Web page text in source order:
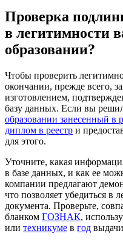
Проверка
в легитимности
образовании?
Чтобы проверить
окончании, прежде всего,
изготовлением,
базу данных. Если вы
образовании занесенный в
диплом в реестр и
для этого.
Уточните, какая
в базе данных, и как ее
компании предлагают
что позволяет убедиться в
документа. Проверьте,
бланком ГОЗНАК,
или техникуме в год